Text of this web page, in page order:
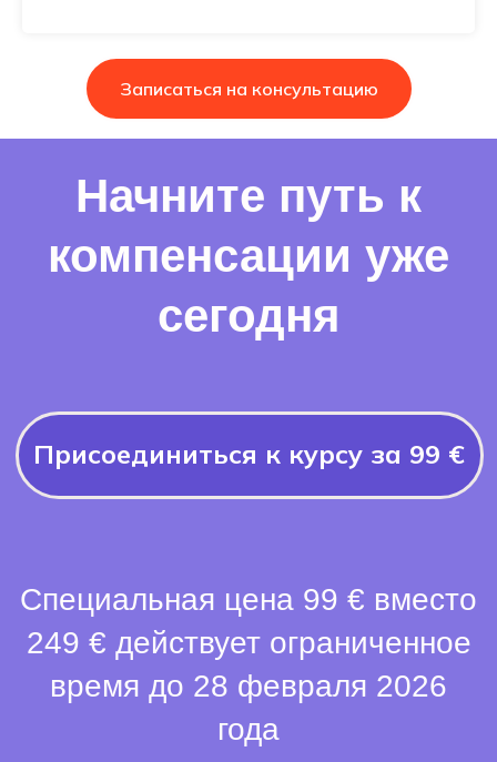
Записаться на консультацию